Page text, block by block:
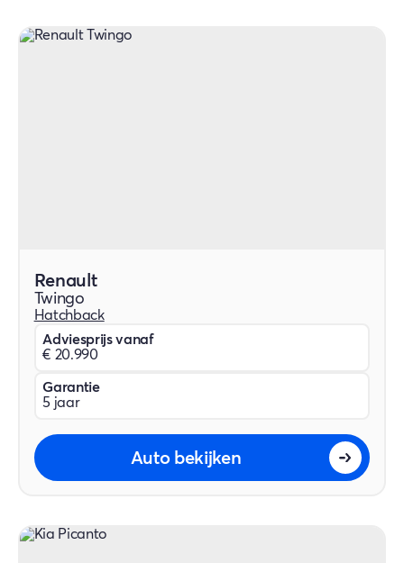
Renault
Twingo
Hatchback
Adviesprijs vanaf
€ 20.990
Garantie
5 jaar
Auto bekijken